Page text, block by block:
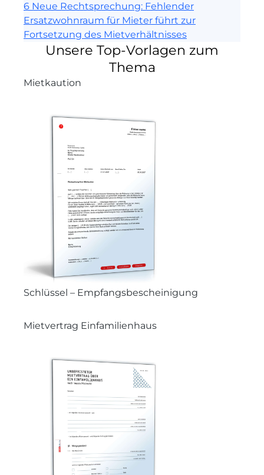
6 Neue Rechtsprechung: Fehlender
Ersatzwohnraum für Mieter führt zur
Fortsetzung des Mietverhältnisses
Unsere Top-Vorlagen zum
Thema
Mietkaution
Schlüssel – Empfangsbescheinigung
Mietvertrag Einfamilienhaus